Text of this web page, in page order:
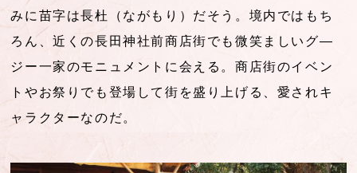
みに苗字は長杜（ながもり）だそう。境内ではもち
ろん、近くの長田神社前商店街でも微笑ましいグ―
ジー一家のモニュメントに会える。商店街のイベン
トやお祭りでも登場して街を盛り上げる、愛されキ
ャラクターなのだ。